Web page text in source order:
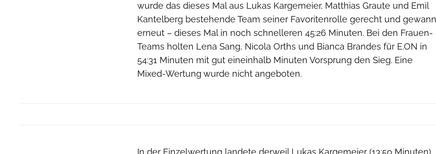
wurde das dieses Mal aus Lukas Kargemeier, Matthias Graute und Emil
Kantelberg bestehende Team seiner Favoritenrolle gerecht und gewann
erneut – dieses Mal in noch schnelleren 45:26 Minuten. Bei den Frauen-
Teams holten Lena Sang, Nicola Orths und Bianca Brandes für E.ON in
54:31 Minuten mit gut eineinhalb Minuten Vorsprung den Sieg. Eine
Mixed-Wertung wurde nicht angeboten.
In der Einzelwertung landete derweil Lukas Kargemeier (13:50 Minuten)